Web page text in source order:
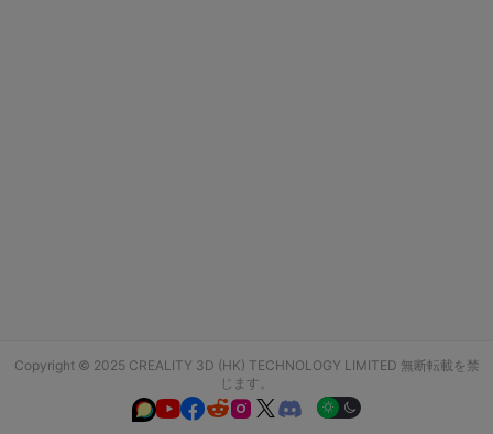
Copyright © 2025 CREALITY 3D (HK) TECHNOLOGY LIMITED 無断転載を禁
じます。
  